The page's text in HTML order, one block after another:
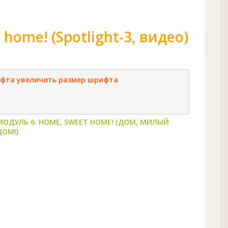
(Spotlight-3, видео)
увеличить размер шрифта
6. HOME, SWEET HOME! (ДОМ, МИЛЫЙ